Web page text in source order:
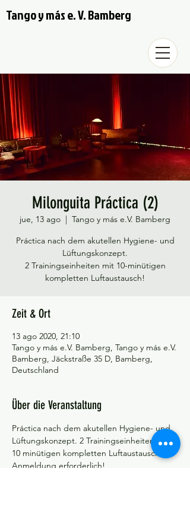
Tango y más e. V. Bamberg
Milonguita Práctica (2)
jue, 13 ago
  |
Tango y más e.V. Bamberg
Práctica nach dem akutellen Hygiene- und
Lüftungskonzept.
2 Trainingseinheiten mit 10-minütigen
kompletten Luftaustausch!
Zeit & Ort
13 ago 2020, 21:10
Tango y más e.V. Bamberg, Tango y más e.V.
Bamberg, Jäckstraße 35 D, Bamberg,
Deutschland
Über die Veranstaltung
Práctica nach dem akutellen Hygiene- und
Lüftungskonzept. 2 Trainingseinheiten mit
10 minütigen kompletten Luftaustausch!
Anmeldung erforderlich!